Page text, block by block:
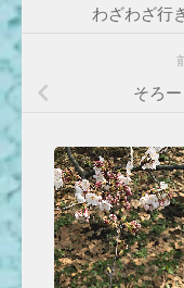
わざわざ行
そろー